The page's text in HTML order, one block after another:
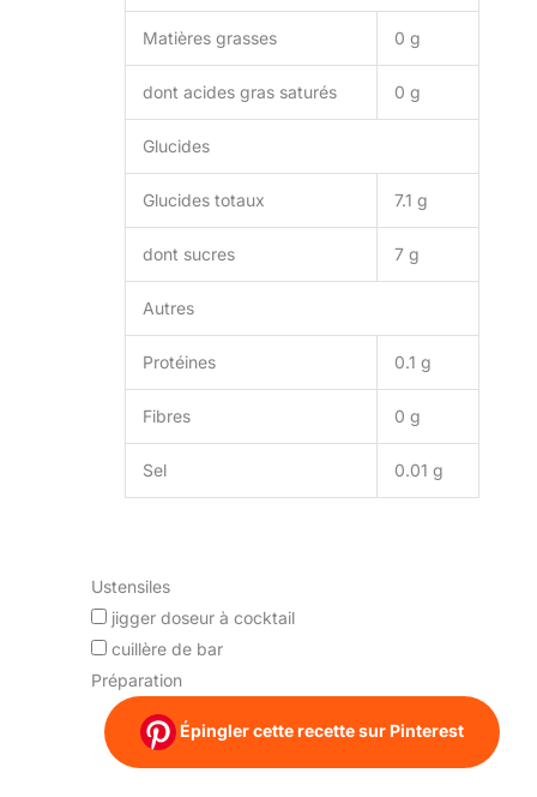
Matières grasses 0 g
dont acides gras saturés 0 g
Glucides
Glucides totaux 7.1 g
dont sucres 7 g
Autres
Protéines 0.1 g
Fibres 0 g
Sel 0.01 g
Ustensiles
jigger doseur à cocktail
cuillère de bar
Préparation
Épingler cette recette sur Pinterest